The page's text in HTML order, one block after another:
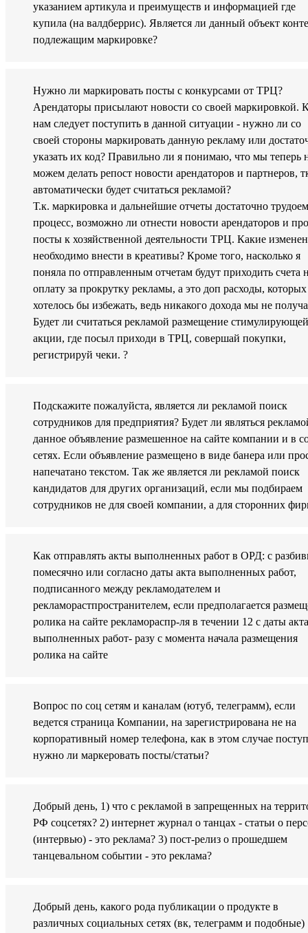
указанием артикула и преимуществ и информацией где
купила (на валдберрис). Является ли данный объект
подлежащим маркировке?
Нужно ли маркировать посты с конкурсами от ТРЦ?
Арендаторы присылают новости со своей маркировкой.
нам следует поступить в данной ситуации - нужно ли со
своей стороны маркировать данную рекламу или
указать их код? Правильно ли я понимаю, что мы теперь
можем делать репост новости арендаторов и партнеров,
автоматически будет считаться рекламой?
Т.к. маркировка и дальнейшие отчеты достаточно
процесс, возможно ли отнести новости арендаторов и
посты к хозяйственной деятельности ТРЦ. Какие
необходимо внести в креативы? Кроме того, насколько я
поняла по отправленным отчетам будут приходить счета
оплату за прокрутку рекламы, а это доп расходы, которых
хотелось бы избежать, ведь никакого дохода мы не
Будет ли считаться рекламой размещение стимулирующей
акции, где посыл приходи в ТРЦ, совершай покупки,
регистрируй чеки. ?
Подскажите пожалуйста, является ли рекламой поиск
сотрудников для предприятия? Будет ли являться
данное объявление размешенное на сайте компании и в
сетях. Если объявление размещено в виде банера или
напечатано текстом. Так же является ли рекламой поиск
кандидатов для других организаций, если мы подбираем
сотрудников не для своей компании, а для сторонних
Как отправлять акты выполненных работ в ОРД: с
помесячно или согласно даты акта выполненных работ,
подписанного между рекламодателем и
рекламорастпространителем, если предполагается
ролика на сайте рекламораспр-ля в течении 12 с даты акта
выполненных работ- разу с момента начала размещения
ролика на сайте
Вопрос по соц сетям и каналам (ютуб, телеграмм), если
ведется страница Компании, на зарегистрирована не на
корпоративный номер телефона, как в этом случае
нужно ли маркеровать посты/статьи?
Добрый день, 1) что с рекламой в запрещенных на
РФ соцсетях? 2) интернет журнал о танцах - статьи о
(интервью) - это реклама? 3) пост-релиз о прошедшем
танцевальном событии - это реклама?
Добрый день, какого рода публикации о продукте в
различных социальных сетях (вк, телеграмм и подобные)